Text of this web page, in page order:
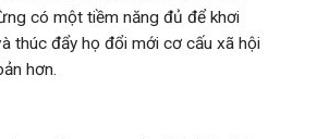
có một tiềm năng đủ để khơi
thúc đẩy họ đổi mới cơ cấu xã hội
hơn.